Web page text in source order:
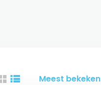
Meest bekeken